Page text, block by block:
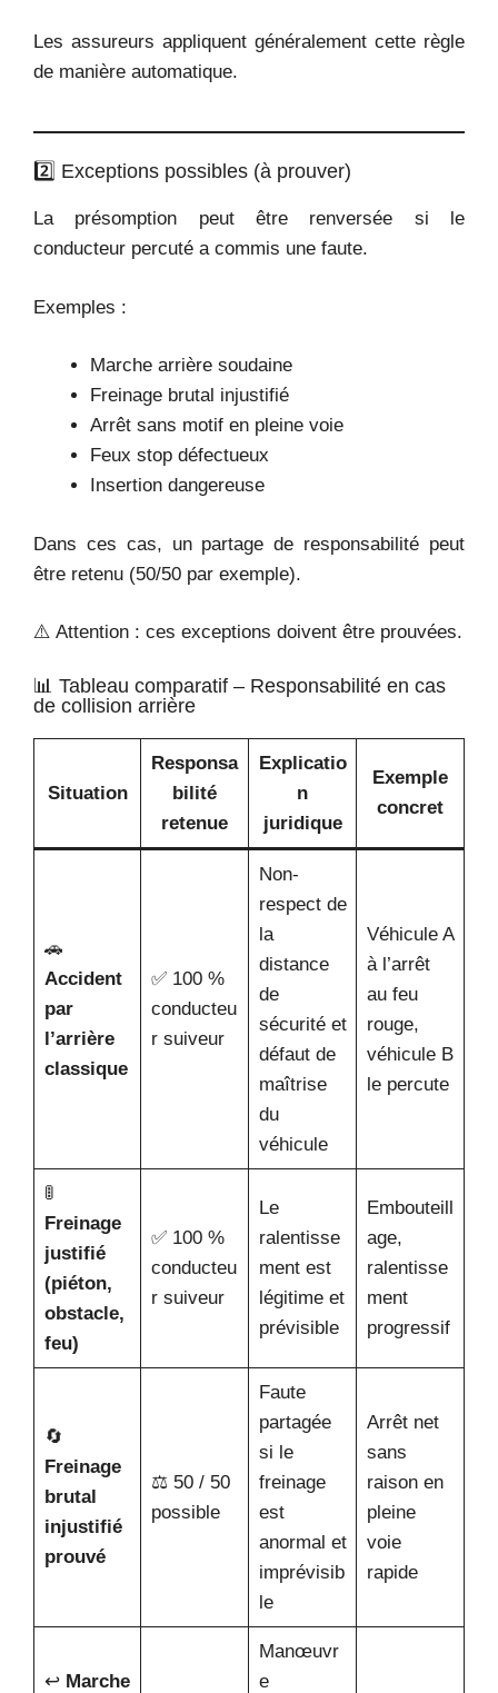
Les assureurs appliquent généralement cette règle
de manière automatique.
2️⃣ Exceptions possibles (à prouver)
La présomption peut être renversée si le
conducteur percuté a commis une faute.
Exemples :
Marche arrière soudaine
Freinage brutal injustifié
Arrêt sans motif en pleine voie
Feux stop défectueux
Insertion dangereuse
Dans ces cas, un partage de responsabilité peut
être retenu (50/50 par exemple).
⚠️ Attention : ces exceptions doivent être prouvées.
📊 Tableau comparatif – Responsabilité en cas
de collision arrière
Situation
Responsa
bilité
retenue
Explicatio
n
juridique
Exemple
concret
🚗
Accident
par
l’arrière
classique
✅ 100 %
conducteu
r suiveur
Non-
respect de
la
distance
de
sécurité et
défaut de
maîtrise
du
véhicule
Véhicule A
à l’arrêt
au feu
rouge,
véhicule B
le percute
🚦
Freinage
justifié
(piéton,
obstacle,
feu)
✅ 100 %
conducteu
r suiveur
Le
ralentisse
ment est
légitime et
prévisible
Embouteill
age,
ralentisse
ment
progressif
🔄
Freinage
brutal
injustifié
prouvé
⚖️ 50 / 50
possible
Faute
partagée
si le
freinage
est
anormal et
imprévisib
le
Arrêt net
sans
raison en
pleine
voie
rapide
↩️ Marche
Manœuvr
e